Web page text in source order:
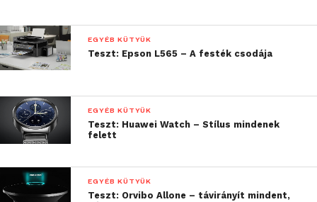
Villámsebességű nyomtatás
Amennyiben túl vagyunk az eszköz elhelyezésén és
a megfelelő patron behelyezésén, úgy
EGYÉB KÜTYÜK
Teszt: Epson L565 – A festék csodája
EGYÉB KÜTYÜK
Teszt: Huawei Watch – Stílus mindenek
felett
EGYÉB KÜTYÜK
Teszt: Orvibo Allone – távirányít mindent,